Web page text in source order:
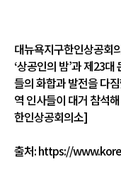
대뉴욕지구한인상공회
‘상공인의 밤’과 제23
들의 화합과 발전을 다
역 인사들이 대거 참석
한인상공회의소]
출처:https://